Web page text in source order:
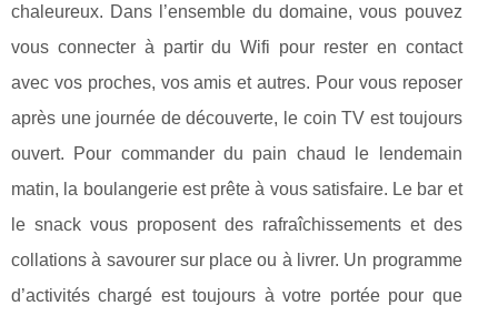
chaleureux. Dans l’ensemble du domaine, vous pouvez
vous connecter à partir du Wifi pour rester en contact
avec vos proches, vos amis et autres. Pour vous reposer
après une journée de découverte, le coin TV est toujours
ouvert. Pour commander du pain chaud le lendemain
matin, la boulangerie est prête à vous satisfaire. Le bar et
le snack vous proposent des rafraîchissements et des
collations à savourer sur place ou à livrer. Un programme
d’activités chargé est toujours à votre portée pour que